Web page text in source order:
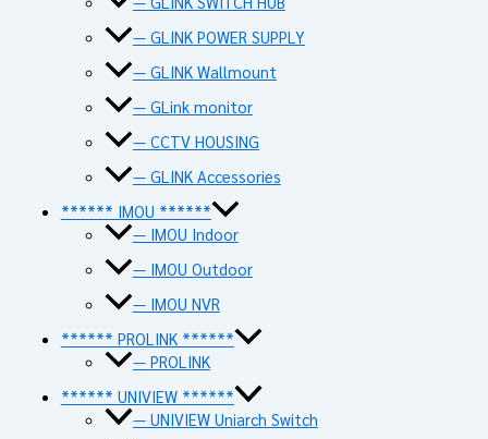
— GLINK POWER SUPPLY
— GLINK Wallmount
— GLink monitor
— CCTV HOUSING
— GLINK Accessories
****** IMOU ******
— IMOU Indoor
— IMOU Outdoor
— IMOU NVR
****** PROLINK ******
— PROLINK
****** UNIVIEW ******
— UNIVIEW Uniarch Switch